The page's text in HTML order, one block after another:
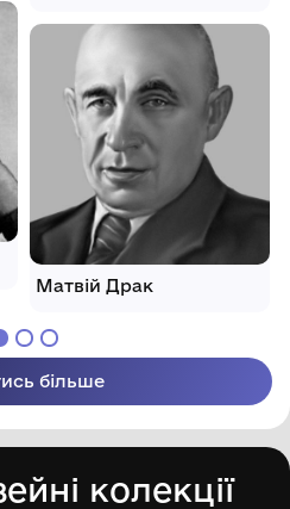
Матвій Драк
більше
колекції